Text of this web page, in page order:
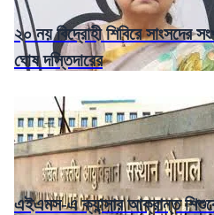
২০ নয় বিদ্রোহী শিবিরে সাংসদের
ঘোষ দস্তিদারের
এইএমস-এ ক্যান্সার আক্রান্ত